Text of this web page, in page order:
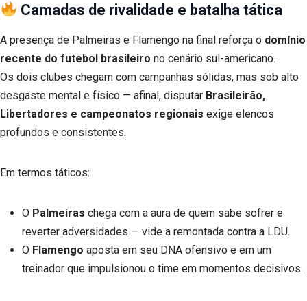
Camadas de rivalidade e batalha tática
A presença de Palmeiras e Flamengo na final reforça o domínio
recente do futebol brasileiro no cenário sul-americano.
Os dois clubes chegam com campanhas sólidas, mas sob alto
desgaste mental e físico — afinal, disputar Brasileirão,
Libertadores e campeonatos regionais exige elencos
profundos e consistentes.
Em termos táticos:
O Palmeiras chega com a aura de quem sabe sofrer e
reverter adversidades — vide a remontada contra a LDU.
O Flamengo aposta em seu DNA ofensivo e em um
treinador que impulsionou o time em momentos decisivos.